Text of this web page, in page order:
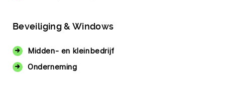
Beveiliging & Windows
Midden- en kleinbedrijf
Onderneming